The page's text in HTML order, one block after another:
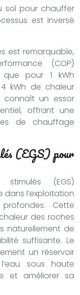
sol pour chauffer
est inversé
est remarquable,
(COP)
pour 1 kWh
kWh de chaleur
connaît un essor
offrant une
de chauffage
(EGS) pour
stimulés (EGS)
l’exploitation
Cette
des roches
naturellement de
suffisante. Le
un réservoir
sous haute
et améliorer sa